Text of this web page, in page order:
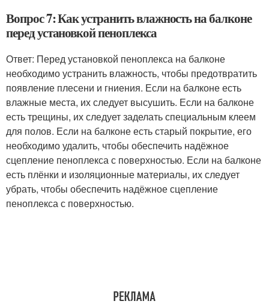
Вопрос 7: Как устранить влажность на балконе
перед установкой пеноплекса
Ответ: Перед установкой пеноплекса на балконе
необходимо устранить влажность, чтобы предотвратить
появление плесени и гниения. Если на балконе есть
влажные места, их следует высушить. Если на балконе
есть трещины, их следует заделать специальным клеем
для полов. Если на балконе есть старый покрытие, его
необходимо удалить, чтобы обеспечить надёжное
сцепление пеноплекса с поверхностью. Если на балконе
есть плёнки и изоляционные материалы, их следует
убрать, чтобы обеспечить надёжное сцепление
пеноплекса с поверхностью.